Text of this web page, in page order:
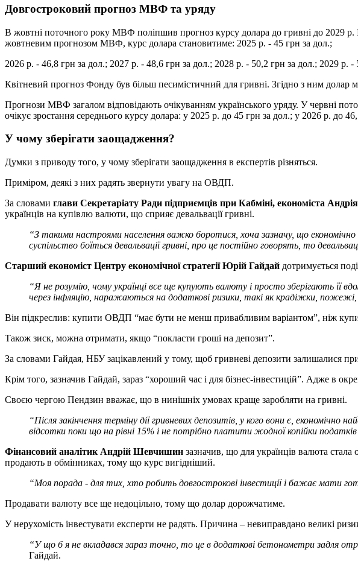
Довгостроковий прогноз МВФ та уряду
В жовтні поточного року МВФ поліпшив прогноз курсу долара до гривні до 2029 р.
жовтневим прогнозом МВФ, курс долара становитиме: 2025 р. - 45 грн за дол.;
2026 р. - 46,8 грн за дол.; 2027 р. - 48,6 грн за дол.; 2028 р. - 50,2 грн за дол.; 2029 р. -
Квітневий прогноз Фонду був більш песимістичний для гривні. Згідно з ним долар
Прогнози МВФ загалом відповідають очікуванням українського уряду. У червні
очікує зростання середнього курсу долара: у 2025 р. до 45 грн за дол.; у 2026 р. до
У чому зберігати заощадження?
Думки з приводу того, у чому зберігати заощадження в експертів різняться.
Приміром, деякі з них радять звернути увагу на ОВДП.
За словами глави Секретаріату Ради підприємців при Кабміні, економіста
українців на купівлю валюти, що сприяє девальвації гривні.
“З такими настроями населення важко боротися, хоча зазначу, що
суспільство боїться девальвації гривні, про це постійно говорять, то
Старший економіст Центру економічної стратегії Юрій Гайдай дотримується
“Я не розумію, чому українці все ще купують валюту і просто зберігають
через інфляцію, наражаються на додаткові ризики, такі як крадіжки,
Він підкреслив: купити ОВДП “має бути не менш привабливим варіантом”, ніж
Також зиск, можна отримати, якщо “покласти гроші на депозит”.
За словами Гайдая, НБУ зацікавлений у тому, щоб гривневі депозити залишалися
Крім того, зазначив Гайдай, зараз “хороший час і для бізнес-інвестицій”. Адже в
Своєю чергою Пендзин вважає, що в нинішніх умовах краще заробляти на гривні.
“Після закінчення терміну дії гривневих депозитів, у кого вони є, економічно
відсотки поки що на рівні 15% і не потрібно платити жодної копійки податків
Фінансовий аналітик Андрій Шевчишин зазначив, що для українців валюта
продають в обмінниках, тому що курс вигідніший.
“Моя порада - для тих, хто робить довгострокові інвестиції і бажає мати
Продавати валюту все ще недоцільно, тому що долар дорожчатиме.
У нерухомість інвестувати експерти не радять. Причина – невиправдано великі
“У що б я не вкладався зараз точно, то це в додаткові бетонометри задля
Гайдай.